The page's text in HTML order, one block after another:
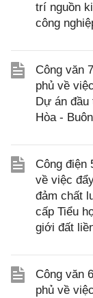
trí nguồn
công
Công văn
phủ về
Dự án
Hòa -
Công điện
về việc
đảm chất
cấp Tiểu
giới đất
Công văn
phủ về